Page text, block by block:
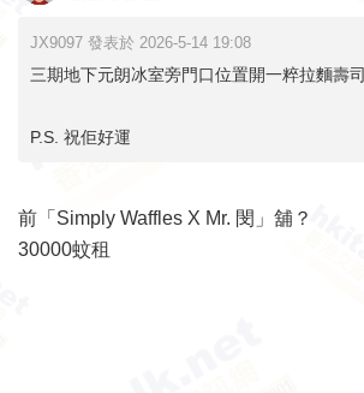
JX9097 發表於 2026-5-14 19:08
三期地下元朗冰室旁門口位置開一粹拉麵壽司
P.S. 祝佢好運
前「Simply Waffles X Mr. 閔」舖？
30000蚊租